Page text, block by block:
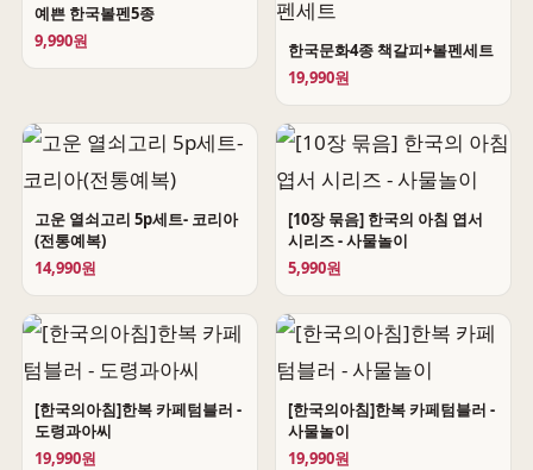
예쁜 한국볼펜5종
9,990원
한국문화4종 책갈피+볼펜세트
19,990원
고운 열쇠고리 5p세트- 코리아
(전통예복)
14,990원
[10장 묶음] 한국의 아침 엽서
시리즈 - 사물놀이
5,990원
[한국의아침]한복 카페텀블러 -
도령과아씨
19,990원
[한국의아침]한복 카페텀블러 -
사물놀이
19,990원